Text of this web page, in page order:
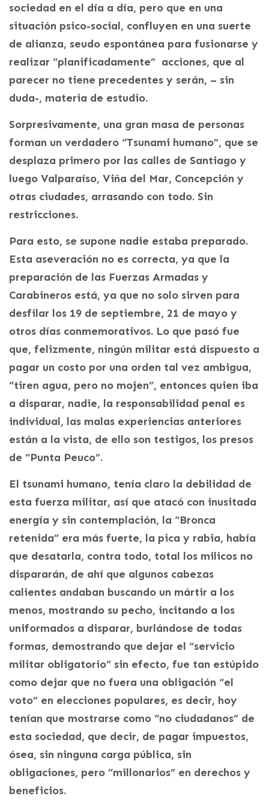
sociedad en el día a día, pero que en una
situación psico-social, confluyen en una suerte
de alianza, seudo espontánea para fusionarse y
realizar “planificadamente” acciones, que al
parecer no tiene precedentes y serán, – sin
duda-, materia de estudio.
Sorpresivamente, una gran masa de personas
forman un verdadero “Tsunami humano”, que se
desplaza primero por las calles de Santiago y
luego Valparaíso, Viña del Mar, Concepción y
otras ciudades, arrasando con todo. Sin
restricciones.
Para esto, se supone nadie estaba preparado.
Esta aseveración no es correcta, ya que la
preparación de las Fuerzas Armadas y
Carabineros está, ya que no solo sirven para
desfilar los 19 de septiembre, 21 de mayo y
otros días conmemorativos. Lo que pasó fue
que, felizmente, ningún militar está dispuesto a
pagar un costo por una orden tal vez ambigua,
“tiren agua, pero no mojen”, entonces quien iba
a disparar, nadie, la responsabilidad penal es
individual, las malas experiencias anteriores
están a la vista, de ello son testigos, los presos
de “Punta Peuco”.
El tsunami humano, tenía claro la debilidad de
esta fuerza militar, así que atacó con inusitada
energía y sin contemplación, la “Bronca
retenida” era más fuerte, la pica y rabia, había
que desatarla, contra todo, total los milicos no
dispararán, de ahí que algunos cabezas
calientes andaban buscando un mártir a los
menos, mostrando su pecho, incitando a los
uniformados a disparar, burlándose de todas
formas, demostrando que dejar el “servicio
militar obligatorio” sin efecto, fue tan estúpido
como dejar que no fuera una obligación “el
voto” en elecciones populares, es decir, hoy
tenían que mostrarse como “no ciudadanos” de
esta sociedad, que decir, de pagar impuestos,
ósea, sin ninguna carga pública, sin
obligaciones, pero “millonarios” en derechos y
beneficios.